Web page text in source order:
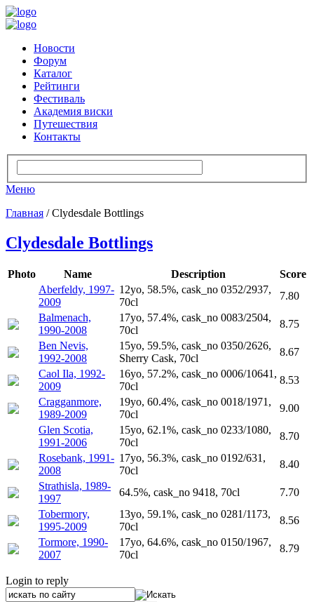
Новости
Форум
Каталог
Рейтинги
Фестиваль
Академия виски
Путешествия
Контакты
Меню
Главная / Clydesdale Bottlings
Clydesdale Bottlings
Photo Name Description
Score
Aberfeldy, 1997-
2009
12yo, 58.5%, cask_no 0352/2937,
70cl
7.80
Balmenach,
1990-2008
17yo, 57.4%, cask_no 0083/2504,
70cl
8.75
Ben Nevis,
1992-2008
15yo, 59.5%, cask_no 0350/2626,
Sherry Cask, 70cl
8.67
Caol Ila, 1992-
2009
16yo, 57.2%, cask_no 0006/10641,
70cl
8.53
Cragganmore,
1989-2009
19yo, 60.4%, cask_no 0018/1971,
70cl
9.00
Glen Scotia,
1991-2006
15yo, 62.1%, cask_no 0233/1080,
70cl
8.70
Rosebank, 1991-
2008
17yo, 56.3%, cask_no 0192/631,
70cl
8.40
Strathisla, 1989-
1997
64.5%, cask_no 9418, 70cl
7.70
Tobermory,
1995-2009
13yo, 59.1%, cask_no 0281/1173,
70cl
8.56
Tormore, 1990-
2007
17yo, 64.6%, cask_no 0150/1967,
70cl
8.79
Login to reply